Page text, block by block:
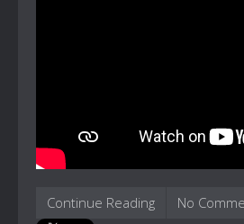
Continue Reading No